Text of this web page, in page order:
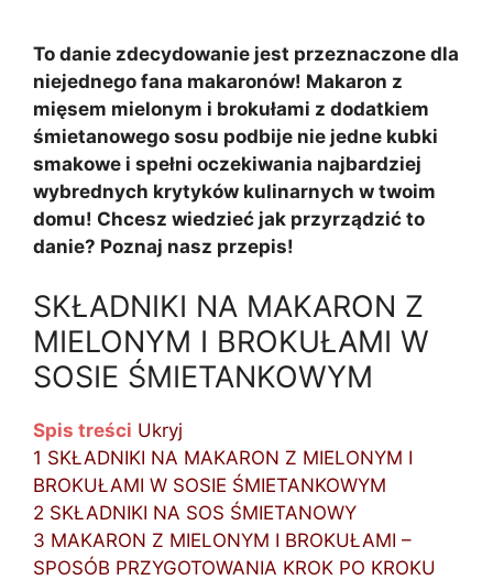
To danie zdecydowanie jest przeznaczone dla
niejednego fana makaronów! Makaron z
mięsem mielonym i brokułami z dodatkiem
śmietanowego sosu podbije nie jedne kubki
smakowe i spełni oczekiwania najbardziej
wybrednych krytyków kulinarnych w twoim
domu! Chcesz wiedzieć jak przyrządzić to
danie? Poznaj nasz przepis!
SKŁADNIKI NA MAKARON Z
MIELONYM I BROKUŁAMI W
SOSIE ŚMIETANKOWYM
Spis treści Ukryj
1 SKŁADNIKI NA MAKARON Z MIELONYM I
BROKUŁAMI W SOSIE ŚMIETANKOWYM
2 SKŁADNIKI NA SOS ŚMIETANOWY
3 MAKARON Z MIELONYM I BROKUŁAMI –
SPOSÓB PRZYGOTOWANIA KROK PO KROKU